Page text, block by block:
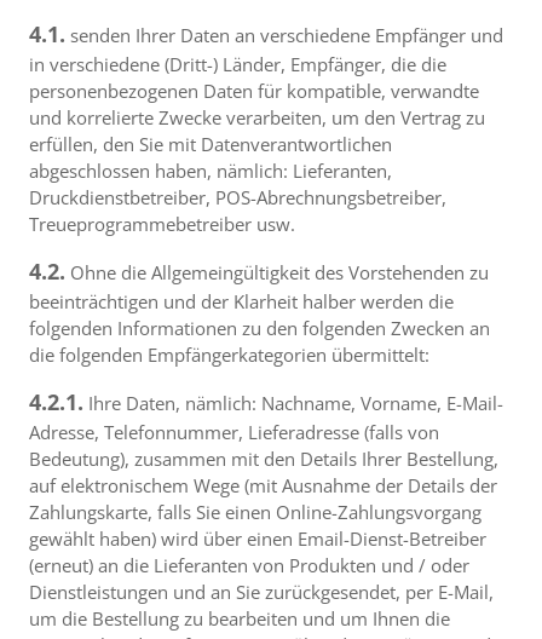
4.1. senden Ihrer Daten an verschiedene Empfänger und
in verschiedene (Dritt-) Länder, Empfänger, die die
personenbezogenen Daten für kompatible, verwandte
und korrelierte Zwecke verarbeiten, um den Vertrag zu
erfüllen, den Sie mit Datenverantwortlichen
abgeschlossen haben, nämlich: Lieferanten,
Druckdienstbetreiber, POS-Abrechnungsbetreiber,
Treueprogrammebetreiber usw.
4.2. Ohne die Allgemeingültigkeit des Vorstehenden zu
beeinträchtigen und der Klarheit halber werden die
folgenden Informationen zu den folgenden Zwecken an
die folgenden Empfängerkategorien übermittelt:
4.2.1. Ihre Daten, nämlich: Nachname, Vorname, E-Mail-
Adresse, Telefonnummer, Lieferadresse (falls von
Bedeutung), zusammen mit den Details Ihrer Bestellung,
auf elektronischem Wege (mit Ausnahme der Details der
Zahlungskarte, falls Sie einen Online-Zahlungsvorgang
gewählt haben) wird über einen Email-Dienst-Betreiber
(erneut) an die Lieferanten von Produkten und / oder
Dienstleistungen und an Sie zurückgesendet, per E-Mail,
um die Bestellung zu bearbeiten und um Ihnen die